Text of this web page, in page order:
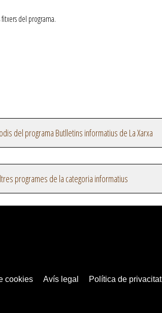
del programa.
del programa Butlletins informatius de La Xarxa
programes de la categoria informatius
cookies Avís legal Política de privacitat